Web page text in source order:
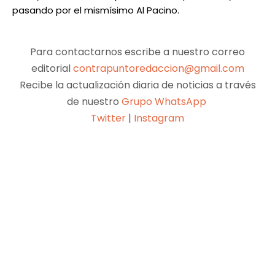
pasando por el mismísimo Al Pacino.
Para contactarnos escribe a nuestro correo
editorialcontrapuntoredaccion@gmail.com
Recibe la actualización diaria de noticias a través
de nuestro Grupo WhatsApp
Twitter | Instagram